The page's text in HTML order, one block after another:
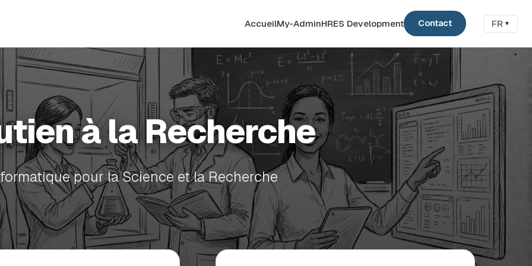
AccueilMy-AdminHRES Development Contact FR ▼
à la Recherche
pour la Science et la Recherche